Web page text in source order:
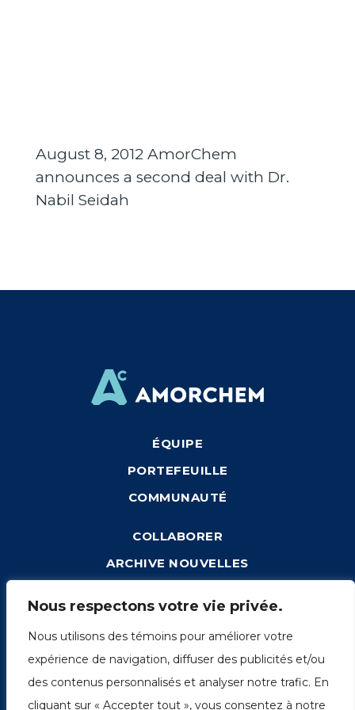
Nous respectons votre vie privée.
Nous utilisons des témoins pour améliorer votre
expérience de navigation, diffuser des publicités et/ou
des contenus personnalisés et analyser notre trafic. En
cliquant sur « Accepter tout », vous consentez à notre
August 8, 2012 AmorChem
announces a second deal with Dr.
Nabil Seidah
ÉQUIPE
PORTEFEUILLE
COMMUNAUTÉ
COLLABORER
ARCHIVE NOUVELLES
Montréal (Québec) H3H 2A1